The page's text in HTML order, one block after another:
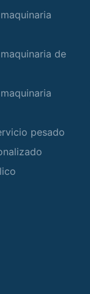
de
pesado